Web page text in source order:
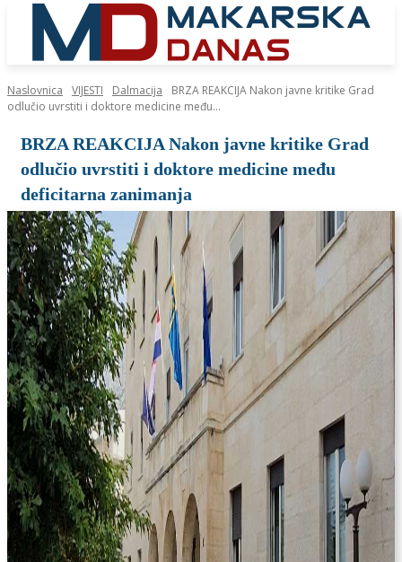
Naslovnica VIJESTI Dalmacija
BRZA REAKCIJA Nakon javne kritike Grad
odlučio uvrstiti i doktore medicine među...
BRZA REAKCIJA Nakon javne kritike Grad
odlučio uvrstiti i doktore medicine među
deficitarna zanimanja